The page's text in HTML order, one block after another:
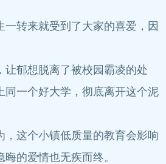
转来就受到了大家的喜爱，因
郁想脱离了被校园霸凌的处
一个好大学，彻底离开这个泥
这个小镇低质量的教育会影响
的爱情也无疾而终。